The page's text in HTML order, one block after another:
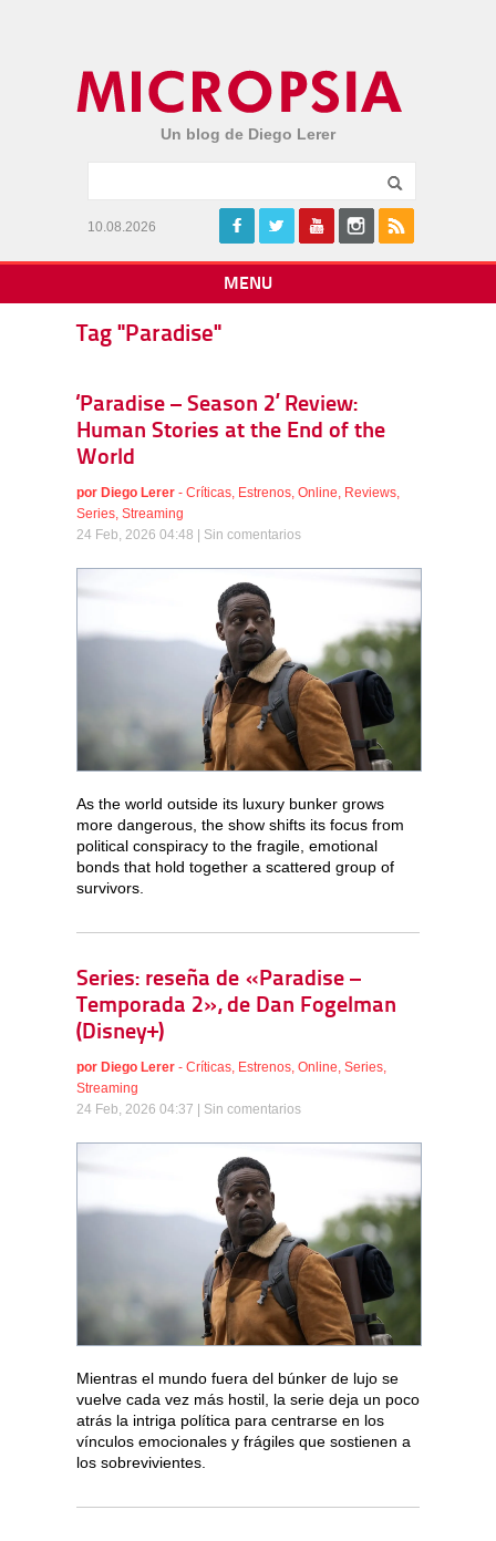
Un blog de Diego Lerer
10.08.2026
MENU
Tag "Paradise"
‘Paradise – Season 2’ Review:
Human Stories at the End of the
World
por Diego Lerer - Críticas, Estrenos, Online, Reviews,
Series, Streaming
24 Feb, 2026 04:48 | Sin comentarios
As the world outside its luxury bunker grows
more dangerous, the show shifts its focus from
political conspiracy to the fragile, emotional
bonds that hold together a scattered group of
survivors.
Series: reseña de «Paradise –
Temporada 2», de Dan Fogelman
(Disney+)
por Diego Lerer - Críticas, Estrenos, Online, Series,
Streaming
24 Feb, 2026 04:37 | Sin comentarios
Mientras el mundo fuera del búnker de lujo se
vuelve cada vez más hostil, la serie deja un poco
atrás la intriga política para centrarse en los
vínculos emocionales y frágiles que sostienen a
los sobrevivientes.